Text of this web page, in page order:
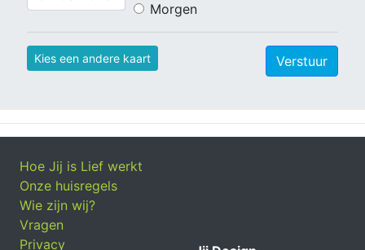
Morgen
Kies een andere kaart Verstuur
Hoe Jij is Lief werkt
Onze huisregels
Wie zijn wij?
Vragen
Privacy